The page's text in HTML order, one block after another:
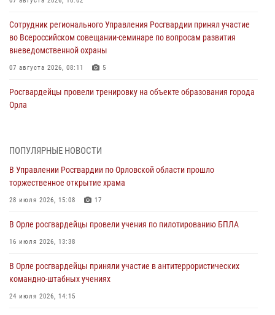
Сотрудник регионального Управления Росгвардии принял участие
во Всероссийском совещании-семинаре по вопросам развития
вневедомственной охраны
07 августа 2026, 08:11 5
Росгвардейцы провели тренировку на объекте образования города
Орла
Росгвардейцы обеспечили безопасность мероприятий в честь Дня
06 августа 2026, 14:07
Начальник регионального Управления Росгвардии принял участие в
05 августа 2026, 13:16
первое полугодие
05 августа 2026, 13:12
ПОПУЛЯРНЫЕ НОВОСТИ
В Управлении Росгвардии по Орловской области прошло
торжественное открытие храма
28 июля 2026, 15:08 17
В Орле росгвардейцы провели учения по пилотированию БПЛА
16 июля 2026, 13:38
В Орле росгвардейцы приняли участие в антитеррористических
командно-штабных учениях
24 июля 2026, 14:15